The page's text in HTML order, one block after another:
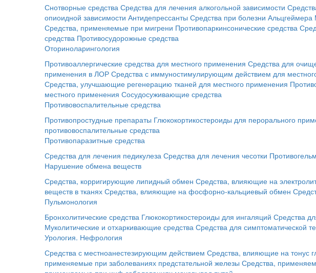
Снотворные средства Средства для лечения алкогольной зависимости
опиоидной зависимости Антидепрессанты Средства при болезни Альцгеймера
Средства, применяемые при мигрени Противопаркинсонические средства
средства Противосудорожные средства
Оториноларингология
Противоаллергические средства для местного применения Средства для
применения в ЛОР Средства с иммуностимулирующим действием для
Средства, улучшающие регенерацию тканей для местного применения
местного применения Сосудосуживающие средства
Противовоспалительные средства
Противопростудные препараты Глюкокортикостероиды для перорального
противовоспалительные средства
Противопаразитные средства
Средства для лечения педикулеза Средства для лечения чесотки
Нарушение обмена веществ
Средства, корригирующие липидный обмен Средства, влияющие на
веществ в тканях Средства, влияющие на фосфорно-кальциевый обмен
Пульмонология
Бронхолитические средства Глюкокортикостероиды для ингаляций Средства
Муколитические и отхаркивающие средства Средства для симптоматической
Урология. Нефрология
Средства с местноанестезирующим действием Средства, влияющие на тонус
применяемые при заболеваниях предстательной железы Средства,